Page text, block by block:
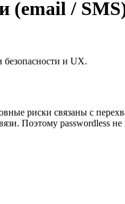
(email /
безопасности и UX.
риски связаны с
Поэтому passwordless не